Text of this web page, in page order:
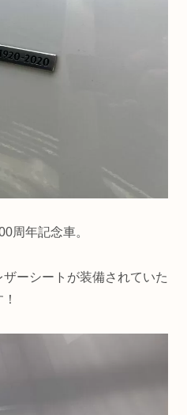
周年記念車。
ーシートが装備されていた